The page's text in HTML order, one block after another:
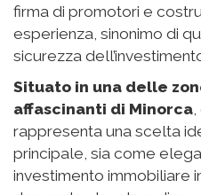
firma di promotori e
esperienza, sinonimo di
sicurezza
Situato in una delle
affascinanti di Minorca
rappresenta una scelta
principale, sia come
investimento immobiliare